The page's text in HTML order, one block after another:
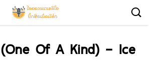
Of A Kind) – Ice